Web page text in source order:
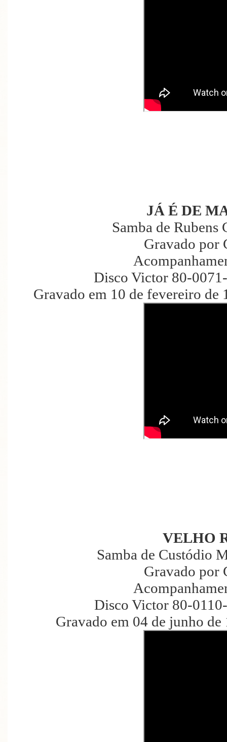
JÁ É DE
Samba de Rubens
Gravado por
Disco Victor 80-
Gravado em 10 de fevereiro de
VELHO
Samba de Custódio
Gravado por
Disco Victor 80-
Gravado em 04 de junho